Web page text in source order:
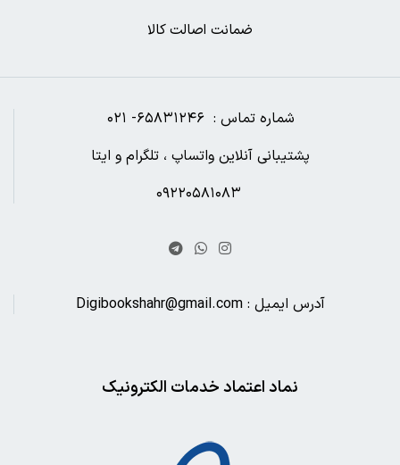
ضمانت اصالت کالا
شماره تماس : ۶۵۸۳۱۲۴۶- ۰۲۱
پشتیبانی آنلاین واتساپ ، تلگرام و ایتا
آدرس ایمیل : Digibookshahr@gmail.com
نماد اعتماد خدمات الکترونیک